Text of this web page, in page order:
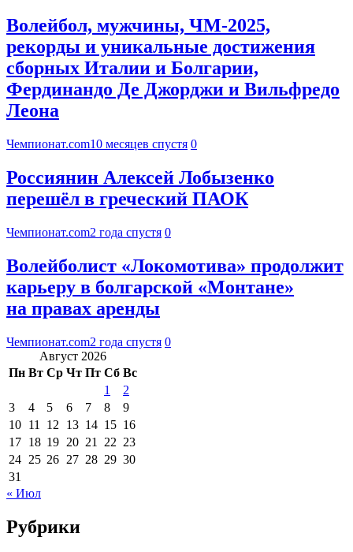
Волейбол, мужчины, ЧМ-2025,
рекорды и уникальные достижения
сборных Италии и Болгарии,
Фердинандо Де Джорджи и Вильфредо
Леона
Чемпионат.com10 месяцев спустя 0
Россиянин Алексей Лобызенко
перешёл в греческий ПАОК
Чемпионат.com2 года спустя 0
Волейболист «Локомотива» продолжит
карьеру в болгарской «Монтане»
на правах аренды
Чемпионат.com2 года спустя 0
Август 2026
Пн Вт Ср Чт Пт Сб Вс
1
2
3
4 5 6 7 8
9
10 11 12 13 14 15 16
17 18 19 20 21 22 23
24 25 26 27 28 29 30
31
« Июл
Рубрики